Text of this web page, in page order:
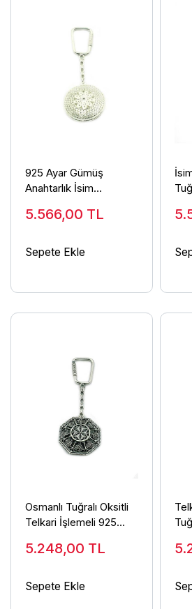
925 Ayar Gümüş
Anahtarlık İsim
Anahtarlık ANT-35
5.566,00 TL
Sepete Ekle
Osmanlı Tuğralı Oksitli
Telkari İşlemeli 925
ANT-34
5.248,00 TL
Sepete Ekle